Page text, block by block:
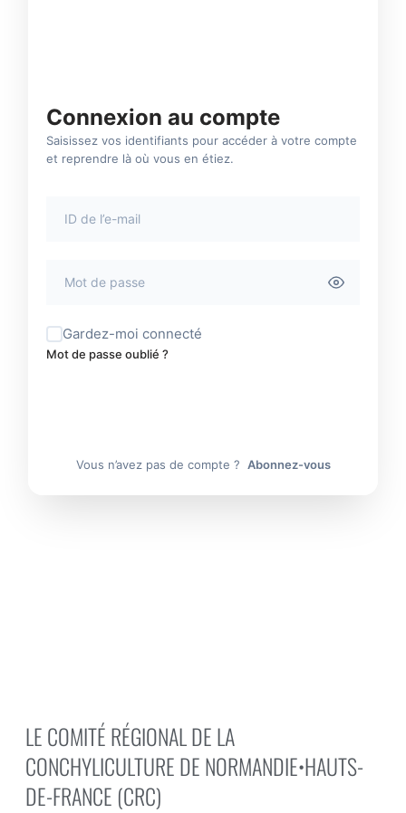
Connexion au compte
Saisissez vos identifiants pour accéder à votre compte
et reprendre là où vous en étiez.
Gardez-moi connecté
Mot de passe oublié ?
Vous n’avez pas de compte ? Abonnez-vous
LE COMITÉ RÉGIONAL DE LA
CONCHYLICULTURE DE NORMANDIE•HAUTS-
DE-FRANCE (CRC)